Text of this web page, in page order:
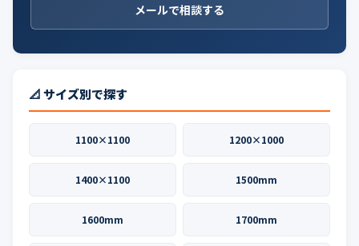
メールで相談する
📐 サイズ別で探す
1100×1100 1200×1000
1400×1100 1500mm
1600mm 1700mm